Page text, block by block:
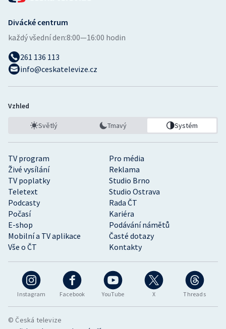
Ostatní
Instagram Facebook YouTube X Threads
TV program
Pro média
Živé vysílání
Reklama
TV poplatky
Studio Brno
Teletext
Studio Ostrava
Podcasty
Rada ČT
Počasí
Kariéra
E-shop
Podávání námětů
Mobilní a TV aplikace
Časté dotazy
Vše o ČT
Kontakty
Divácké centrum
každý všední den:8:00—16:00 hodin
261 136 113
info@ceskatelevize.cz
Vzhled
Světlý Tmavý Systém
© Česká televize